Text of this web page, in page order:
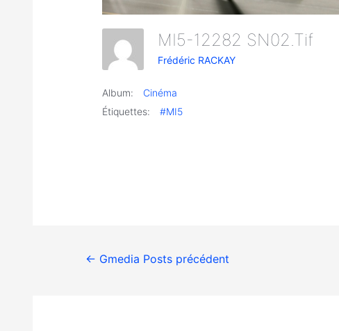
MI5-12282 SN02.tif
Frédéric RACKAY
Album:
Cinéma
Étiquettes:
#MI5
← Gmedia Posts précédent